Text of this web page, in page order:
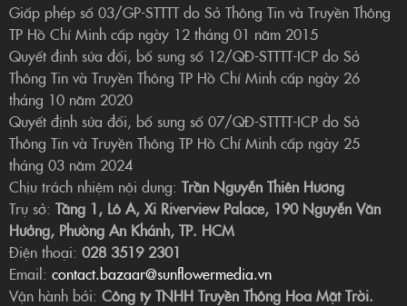
Giấp phép số 03/GP-STTTT do Sở Thông Tin và Truyền Thông
TP Hồ Chí Minh cấp ngày 12 tháng 01 năm 2015
Quyết định sửa đổi, bổ sung số 12/QĐ-STTTT-ICP do Sở
Thông Tin và Truyền Thông TP Hồ Chí Minh cấp ngày 26
tháng 10 năm 2020
Quyết định sửa đổi, bổ sung số 07/QĐ-STTTT-ICP do Sở
Thông Tin và Truyền Thông TP Hồ Chí Minh cấp ngày 25
tháng 03 năm 2024
Chịu trách nhiệm nội dung: Trần Nguyễn Thiên Hương
Trụ sở: Tầng 1, Lô A, Xi Riverview Palace, 190 Nguyễn Văn
Hưởng, Phường An Khánh, TP. HCM
Điện thoại: 028 3519 2301
Email: contact.bazaar@sunflowermedia.vn
Vận hành bởi: Công ty TNHH Truyền Thông Hoa Mặt Trời.